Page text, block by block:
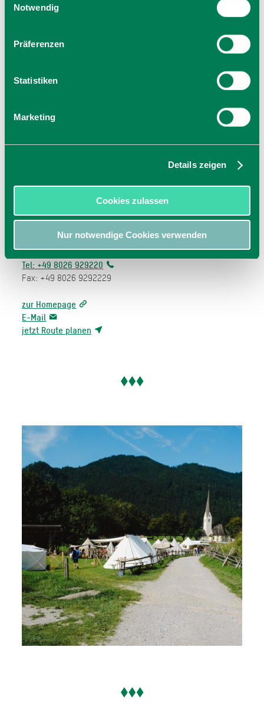
Cookies, wenn Sie unsere Webseite weiterhin nutzen.
Notwendig
Präferenzen
Statistiken
Marketing
Details zeigen
Cookies zulassen
Nur notwendige Cookies verwenden
Markus Wasmeier Freilichtmuseum
Brunnbichl 5
83727 Schliersee
Tel: +49 8026 929220
Fax: +49 8026 9292229
zur Homepage
E-Mail
jetzt Route planen